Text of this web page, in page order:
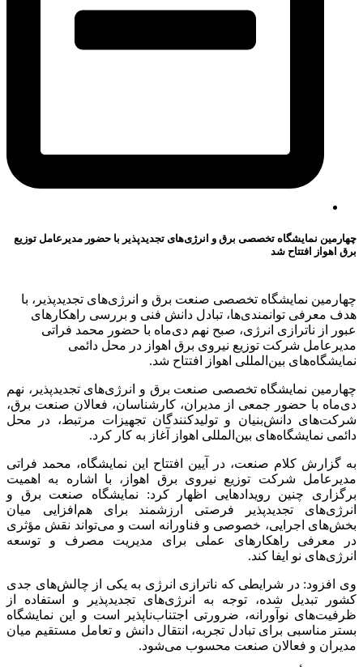
چهارمین نمایشگاه تخصصی برق و انرژی‌های تجدیدپذیر با حضور مدیرعامل توزیع
برق اهواز افتتاح شد
چهارمین نمایشگاه تخصصی صنعت برق و انرژی‌های تجدیدپذیر، با
هدف معرفی توانمندی‌ها، تبادل دانش فنی و بررسی راهکارهای
عبور از ناترازی انرژی، صبح نهم دی‌ماه با حضور محمد فراتی
مدیرعامل شرکت توزیع نیروی برق اهواز در محل دائمی
نمایشگاه‌های بین‌المللی اهواز افتتاح شد.
چهارمین نمایشگاه تخصصی صنعت برق و انرژی‌های تجدیدپذیر، نهم
دی‌ماه با حضور جمعی از مدیران، کارشناسان، فعالان صنعت برق،
شرکت‌های دانش‌بنیان و تولیدکنندگان تجهیزات مرتبط، در محل
دائمی نمایشگاه‌های بین‌المللی اهواز آغاز به کار کرد.
به گزارش کلام صنعت، در آیین افتتاح این نمایشگاه، محمد فراتی
مدیرعامل شرکت توزیع نیروی برق اهواز، با اشاره به اهمیت
برگزاری چنین رویدادهایی اظهار کرد: نمایشگاه صنعت برق و
انرژی‌های تجدیدپذیر فرصتی ارزشمند برای هم‌افزایی میان
بخش‌های اجرایی، خصوصی و فناورانه است و می‌تواند نقش مؤثری
در معرفی راهکارهای عملی برای مدیریت مصرف و توسعه
انرژی‌های نو ایفا کند.
وی افزود: در شرایطی که ناترازی انرژی به یکی از چالش‌های جدی
کشور تبدیل شده، توجه به انرژی‌های تجدیدپذیر و استفاده از
ظرفیت‌های نوآورانه، ضرورتی اجتناب‌ناپذیر است و این نمایشگاه
بستر مناسبی برای تبادل تجربه، انتقال دانش و تعامل مستقیم میان
مدیران و فعالان صنعت محسوب می‌شود.